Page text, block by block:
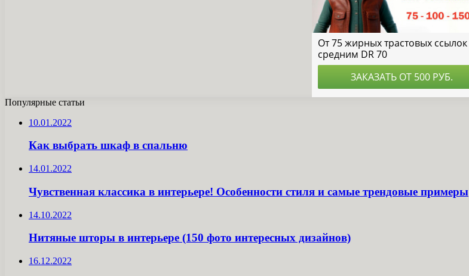
Популярные статьи
10.01.2022
Как выбрать шкаф в спальню
14.01.2022
Чувственная классика в интерьере! Особенности стиля и самые трендовые примеры
14.10.2022
Нитяные шторы в интерьере (150 фото интересных дизайнов)
16.12.2022